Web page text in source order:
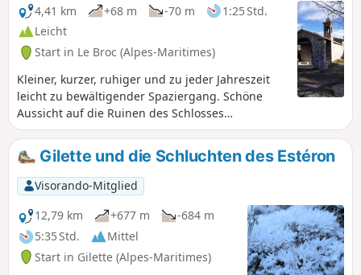
4,41 km
+68 m -70 m
1:25 Std.
Leicht
Start in Le Broc (Alpes-Maritimes)
Kleiner, kurzer, ruhiger und zu jeder Jahreszeit
leicht zu bewältigender Spaziergang. Schöne
Aussicht auf die Ruinen des Schlosses
Fougassière auf seinem Gipfel sowie auf das Dorf
Gilette.Gilette und die Schluchten des Estéron
Visorando-Mitglied
12,79 km
+677 m
-684 m
5:35 Std.
Mittel
Start in Gilette (Alpes-Maritimes)